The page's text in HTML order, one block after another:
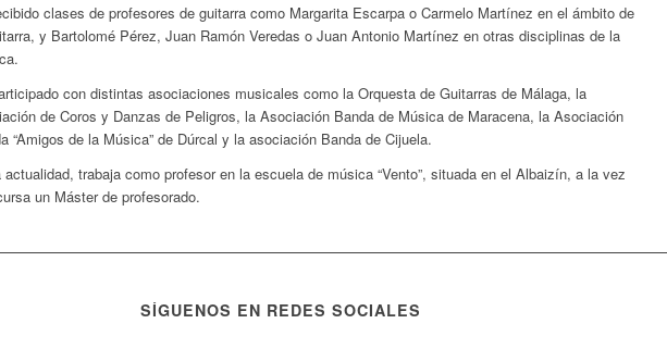
clases de profesores de guitarra como Margarita Escarpa o Carmelo Martínez en el ámbito de
y Bartolomé Pérez, Juan Ramón Veredas o Juan Antonio Martínez en otras disciplinas de la
con distintas asociaciones musicales como la Orquesta de Guitarras de Málaga, la
de Coros y Danzas de Peligros, la Asociación Banda de Música de Maracena, la Asociación
“Amigos de la Música” de Dúrcal y la asociación Banda de Cijuela.
actualidad, trabaja como profesor en la escuela de música “Vento”, situada en el Albaizín, a la vez
un Máster de profesorado.
SÍGUENOS EN REDES SOCIALES